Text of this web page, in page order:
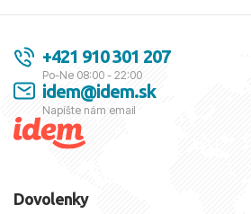
+421 910 301 207
Po-Ne 08:00 - 22:00
idem@idem.sk
Napíšte nám email
Dovolenky